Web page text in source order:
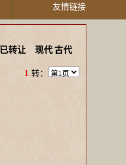
友情链接
已转让 现代 古代
1 转：